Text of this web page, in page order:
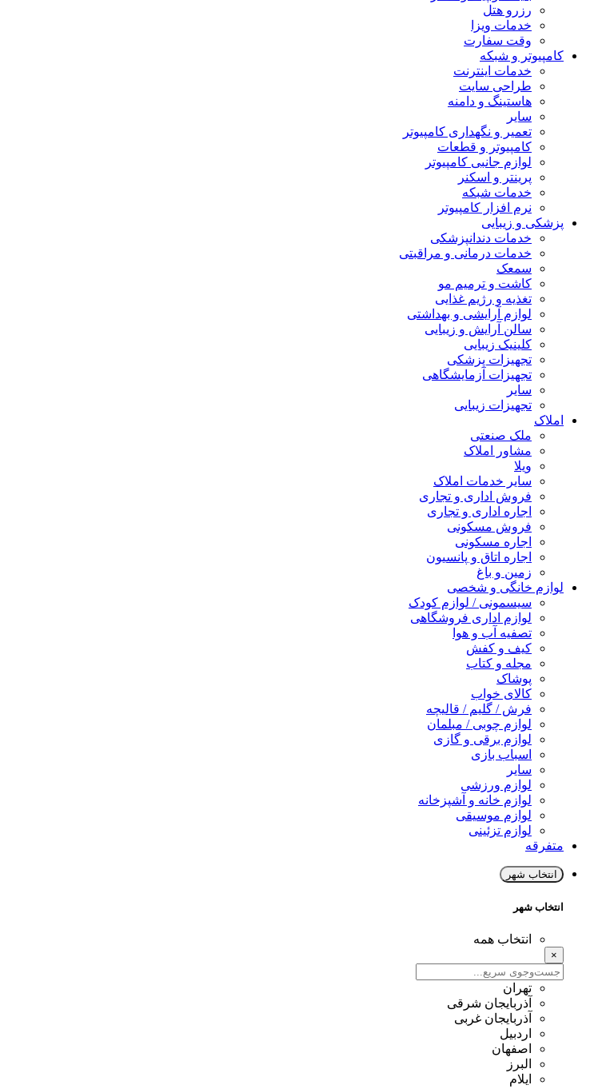
رزرو هتل
خدمات ویزا
وقت سفارت
کامپیوتر و شبکه
خدمات اینترنت
طراحی سایت
هاستینگ و دامنه
سایر
تعمیر و نگهداری کامپیوتر
کامپیوتر و قطعات
لوازم جانبی کامپیوتر
پرینتر و اسکنر
خدمات شبکه
نرم افزار کامپیوتر
پزشکی و زیبایی
خدمات دندانپزشکی
خدمات درمانی و مراقبتی
سمعک
کاشت و ترمیم مو
تغذیه و رژیم غذایی
لوازم آرایشی و بهداشتی
سالن آرایش و زیبایی
کلینیک زیبایی
تجهیزات پزشکی
تجهیزات آزمایشگاهی
سایر
تجهیزات زیبایی
املاک
ملک صنعتی
مشاور املاک
ویلا
سایر خدمات املاک
فروش اداری و تجاری
اجاره اداری و تجاری
فروش مسکونی
اجاره مسکونی
اجاره اتاق و پانسیون
زمین و باغ
لوازم خانگی و شخصی
سیسمونی / لوازم کودک
لوازم اداری فروشگاهی
تصفیه آب و هوا
کیف و کفش
مجله و کتاب
پوشاک
کالای خواب
فرش / گلیم / قالیچه
لوازم چوبی / مبلمان
لوازم برقی و گازی
اسباب بازی
سایر
لوازم ورزشی
لوازم خانه و آشپزخانه
لوازم موسیقی
لوازم تزئینی
متفرقه
انتخاب شهر
انتخاب شهر
انتخاب همه
×
تهران
آذربایجان شرقی
آذربایجان غربی
اردبیل
اصفهان
البرز
ایلام